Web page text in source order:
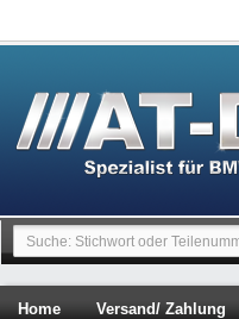
Home Versand/ Zahlung